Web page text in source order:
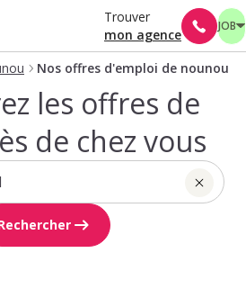
Trouver
mon agence
JOB
Nos offres d'emploi de nounou
les offres de
de chez vous